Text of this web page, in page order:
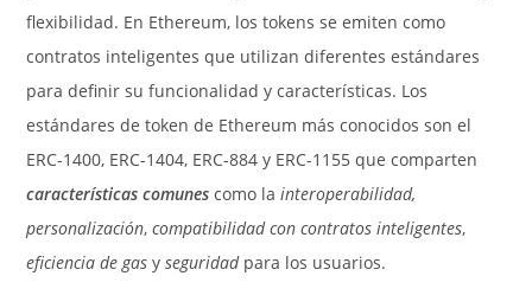
flexibilidad. En Ethereum, los tokens se emiten como
contratos inteligentes que utilizan diferentes estándares
para definir su funcionalidad y características. Los
estándares de token de Ethereum más conocidos son el
ERC-1400, ERC-1404, ERC-884 y ERC-1155 que comparten
características comunes como lainteroperabilidad,
personalización,compatibilidad con contratos inteligentes,
eficiencia de gas yseguridadpara los usuarios.